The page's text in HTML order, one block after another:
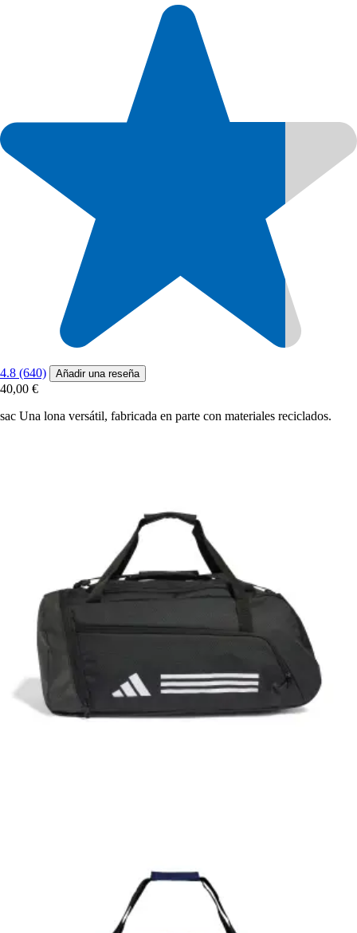
4.8 (640) Añadir una reseña
40,00 €
sac Una lona versátil, fabricada en parte con materiales reciclados.